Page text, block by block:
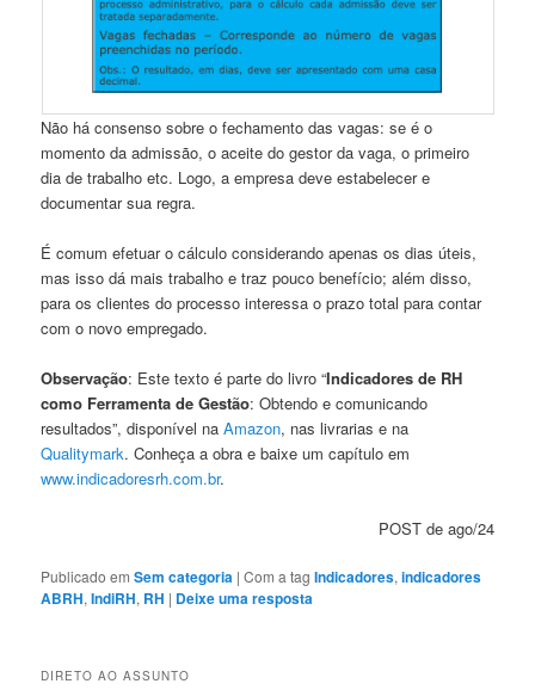
Não há consenso sobre o fechamento das vagas: se é o
momento da admissão, o aceite do gestor da vaga, o primeiro
dia de trabalho etc. Logo, a empresa deve estabelecer e
documentar sua regra.
É comum efetuar o cálculo considerando apenas os dias úteis,
mas isso dá mais trabalho e traz pouco benefício; além disso,
para os clientes do processo interessa o prazo total para contar
com o novo empregado.
Observação: Este texto é parte do livro “Indicadores de RH
como Ferramenta de Gestão: Obtendo e comunicando
resultados”, disponível naAmazon, nas livrarias e na
Qualitymark. Conheça a obra e baixe um capítulo em
www.indicadoresrh.com.br.
POST de ago/24
Publicado em Sem categoria |Com a tagIndicadores,indicadores
ABRH,IndiRH, RH | Deixe uma resposta
DIRETO AO ASSUNTO